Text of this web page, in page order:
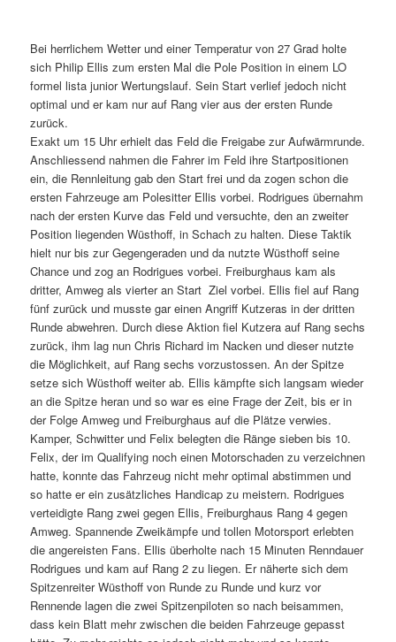
Bei herrlichem Wetter und einer Temperatur von 27 Grad holte
sich Philip Ellis zum ersten Mal die Pole Position in einem LO
formel lista junior Wertungslauf. Sein Start verlief jedoch nicht
optimal und er kam nur auf Rang vier aus der ersten Runde
zurück.
Exakt um 15 Uhr erhielt das Feld die Freigabe zur Aufwärmrunde.
Anschliessend nahmen die Fahrer im Feld ihre Startpositionen
ein, die Rennleitung gab den Start frei und da zogen schon die
ersten Fahrzeuge am Polesitter Ellis vorbei. Rodrigues übernahm
nach der ersten Kurve das Feld und versuchte, den an zweiter
Position liegenden Wüsthoff, in Schach zu halten. Diese Taktik
hielt nur bis zur Gegengeraden und da nutzte Wüsthoff seine
Chance und zog an Rodrigues vorbei. Freiburghaus kam als
dritter, Amweg als vierter an Start  Ziel vorbei. Ellis fiel auf Rang
fünf zurück und musste gar einen Angriff Kutzeras in der dritten
Runde abwehren. Durch diese Aktion fiel Kutzera auf Rang sechs
zurück, ihm lag nun Chris Richard im Nacken und dieser nutzte
die Möglichkeit, auf Rang sechs vorzustossen. An der Spitze
setze sich Wüsthoff weiter ab. Ellis kämpfte sich langsam wieder
an die Spitze heran und so war es eine Frage der Zeit, bis er in
der Folge Amweg und Freiburghaus auf die Plätze verwies.
Kamper, Schwitter und Felix belegten die Ränge sieben bis 10.
Felix, der im Qualifying noch einen Motorschaden zu verzeichnen
hatte, konnte das Fahrzeug nicht mehr optimal abstimmen und
so hatte er ein zusätzliches Handicap zu meistern. Rodrigues
verteidigte Rang zwei gegen Ellis, Freiburghaus Rang 4 gegen
Amweg. Spannende Zweikämpfe und tollen Motorsport erlebten
die angereisten Fans. Ellis überholte nach 15 Minuten Renndauer
Rodrigues und kam auf Rang 2 zu liegen. Er näherte sich dem
Spitzenreiter Wüsthoff von Runde zu Runde und kurz vor
Rennende lagen die zwei Spitzenpiloten so nach beisammen,
dass kein Blatt mehr zwischen die beiden Fahrzeuge gepasst